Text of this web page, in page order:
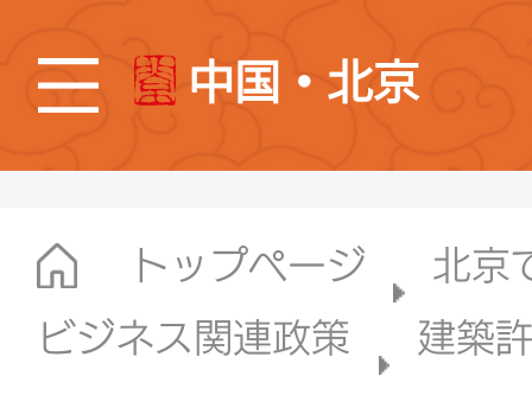
中国・北京
トップページ
北京
ビジネス関連政策
建築